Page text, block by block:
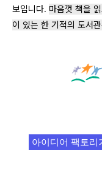
보입니다. 마음껏 책을
이 있는 한 기적의 도서
아이디어 팩토리